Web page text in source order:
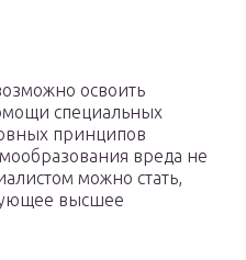
освоить
специальных
принципов
вреда не
можно стать,
высшее